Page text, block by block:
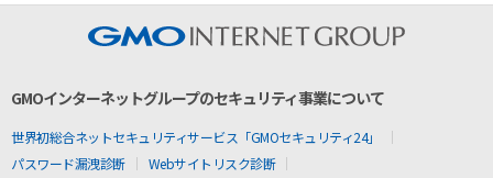
GMOインターネットグループのセキュリティ事業について
世界初総合ネットセキュリティサービス「GMOセキュリティ24」
パスワード漏洩診断
Webサイトリスク診断